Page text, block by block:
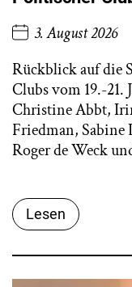
3. August 2026
Rückblick auf die
Clubs vom 19.-
Christine Abbt,
Friedman, Sabine
Roger de Weck
Lesen